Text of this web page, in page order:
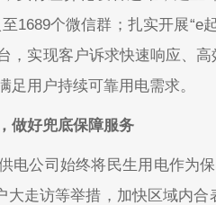
1689个微信群；扎实开展
，实现客户诉求快速响应、
足用户持续可靠用电需求。
做好兜底保障服务
电公司始终将民生用电作为
大走访等举措，加快区域内